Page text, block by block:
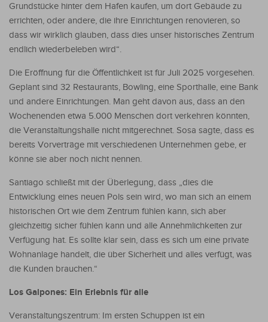
Grundstücke hinter dem Hafen kaufen, um dort Gebäude zu
errichten, oder andere, die ihre Einrichtungen renovieren, so
dass wir wirklich glauben, dass dies unser historisches Zentrum
endlich wiederbeleben wird“.
Die Eröffnung für die Öffentlichkeit ist für Juli 2025 vorgesehen.
Geplant sind 32 Restaurants, Bowling, eine Sporthalle, eine Bank
und andere Einrichtungen. Man geht davon aus, dass an den
Wochenenden etwa 5.000 Menschen dort verkehren könnten,
die Veranstaltungshalle nicht mitgerechnet. Sosa sagte, dass es
bereits Vorverträge mit verschiedenen Unternehmen gebe, er
könne sie aber noch nicht nennen.
Santiago schließt mit der Überlegung, dass „dies die
Entwicklung eines neuen Pols sein wird, wo man sich an einem
historischen Ort wie dem Zentrum fühlen kann, sich aber
gleichzeitig sicher fühlen kann und alle Annehmlichkeiten zur
Verfügung hat. Es sollte klar sein, dass es sich um eine private
Wohnanlage handelt, die über Sicherheit und alles verfügt, was
die Kunden brauchen.“
Los Galpones: Ein Erlebnis für alle
Veranstaltungszentrum: Im ersten Schuppen ist ein